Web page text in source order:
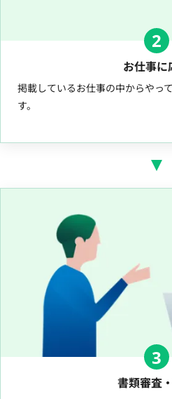
2
お仕事に
掲載しているお仕事の中からやっ
す。
3
書類審査